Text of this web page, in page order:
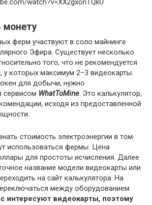
watch?v=XX2gxonTQkU
монету
ферм участвуют в соло майнинге
Эфира. Существует несколько
того, что не рекомендуется
у которых максимум 2–3 видеокарты.
для добычи, нужно
сервисом WhatToMine. Это калькулятор,
исходя из предоставленной
стоимость электроэнергии в том
использоваться фермы. Цена
для простоты исчисления. Далее
название модели видеокарты или
на сайт калькулятора. На
между оборудованием
интересуют видеокарты, поэтому